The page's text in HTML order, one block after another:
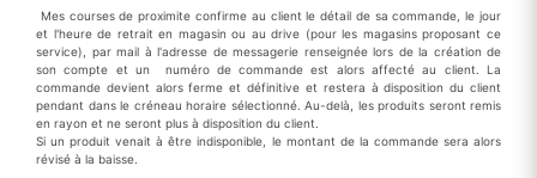
Mes courses de proximite confirme au client le détail de sa commande, le jour
et l'heure de retrait en magasin ou au drive (pour les magasins proposant ce
service), par mail à l'adresse de messagerie renseignée lors de la création de
son compte et un numéro de commande est alors affecté au client. La
commande devient alors ferme et définitive et restera à disposition du client
pendant dans le créneau horaire sélectionné. Au-delà, les produits seront remis
en rayon et ne seront plus à disposition du client.
Si un produit venait à être indisponible, le montant de la commande sera alors
révisé à la baisse.